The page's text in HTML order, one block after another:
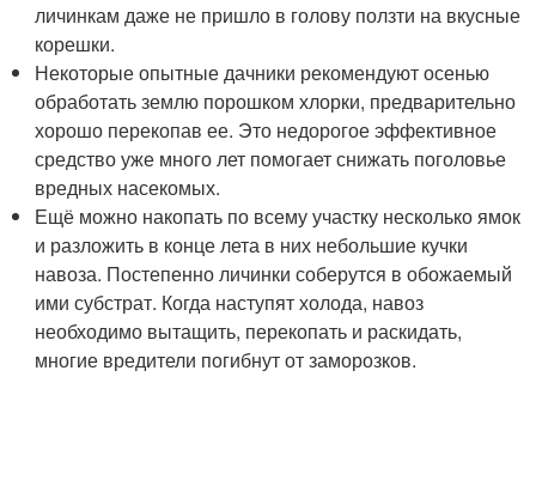
личинкам даже не пришло в голову ползти на вкусные
корешки.
Некоторые опытные дачники рекомендуют осенью
обработать землю порошком хлорки, предварительно
хорошо перекопав ее. Это недорогое эффективное
средство уже много лет помогает снижать поголовье
вредных насекомых.
Ещё можно накопать по всему участку несколько ямок
и разложить в конце лета в них небольшие кучки
навоза. Постепенно личинки соберутся в обожаемый
ими субстрат. Когда наступят холода, навоз
необходимо вытащить, перекопать и раскидать,
многие вредители погибнут от заморозков.